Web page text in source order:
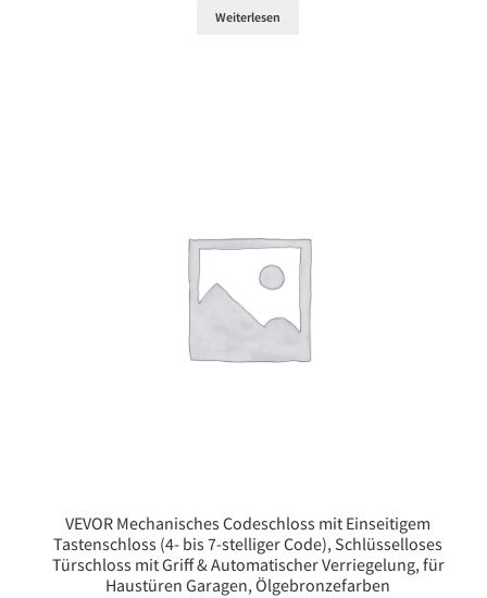
Weiterlesen
VEVOR Mechanisches Codeschloss mit Einseitigem
Tastenschloss (4- bis 7-stelliger Code), Schlüsselloses
Türschloss mit Griff & Automatischer Verriegelung, für
Haustüren Garagen, Ölgebronzefarben